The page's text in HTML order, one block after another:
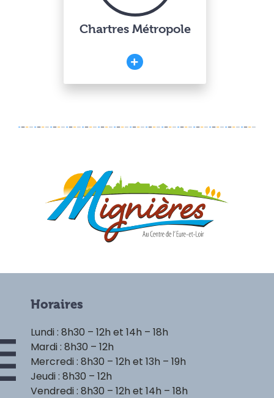
Chartres Métropole
Horaires
Lundi : 8h30 – 12h et 14h – 18h
Mardi : 8h30 – 12h
Mercredi : 8h30 – 12h et 13h – 19h
Jeudi : 8h30 – 12h
Vendredi : 8h30 – 12h et 14h – 18h